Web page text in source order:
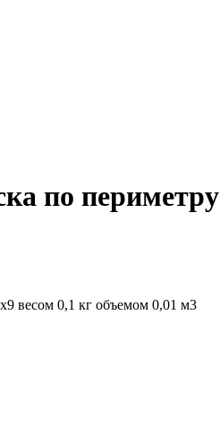
по периметру
весом 0,1 кг объемом 0,01 м3